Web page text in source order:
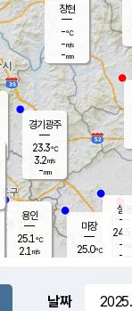
용인
25.1℃
2.1 m/s
경기광주
23.3℃
3.2m/s
-mm
창현
-℃
-m/s
-mm
마장
25.0℃
설봉
24.5
-m/s
- mm
날짜